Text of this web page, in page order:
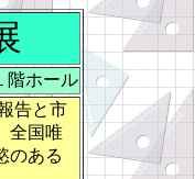
階ホール
告と市
全国唯
のある